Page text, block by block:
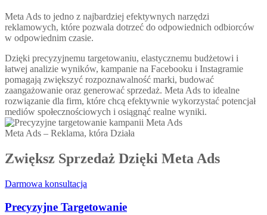
Meta Ads to jedno z najbardziej efektywnych narzędzi
reklamowych, które pozwala dotrzeć do odpowiednich odbiorców
w odpowiednim czasie.
Dzięki precyzyjnemu targetowaniu, elastycznemu budżetowi i
łatwej analizie wyników, kampanie na Facebooku i Instagramie
pomagają zwiększyć rozpoznawalność marki, budować
zaangażowanie oraz generować sprzedaż. Meta Ads to idealne
rozwiązanie dla firm, które chcą efektywnie wykorzystać potencjał
mediów społecznościowych i osiągnąć realne wyniki.
Meta Ads – Reklama, która Działa
Zwiększ Sprzedaż Dzięki Meta Ads
Darmowa konsultacja
Precyzyjne Targetowanie